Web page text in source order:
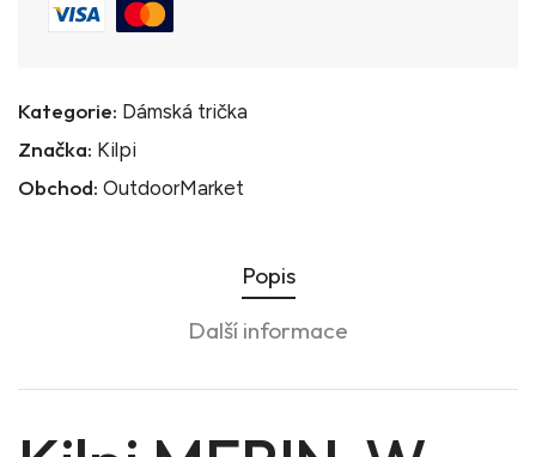
Kategorie: Dámská trička
Značka: Kilpi
Obchod: OutdoorMarket
Popis
Další informace